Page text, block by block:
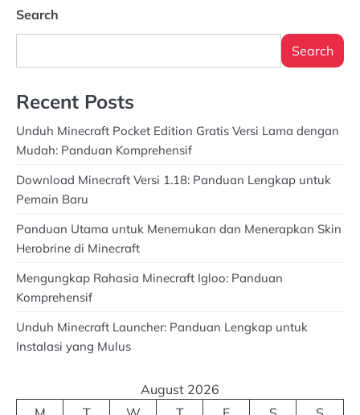
Search
Search
Recent Posts
Unduh Minecraft Pocket Edition Gratis Versi Lama dengan
Mudah: Panduan Komprehensif
Download Minecraft Versi 1.18: Panduan Lengkap untuk
Pemain Baru
Panduan Utama untuk Menemukan dan Menerapkan Skin
Herobrine di Minecraft
Mengungkap Rahasia Minecraft Igloo: Panduan
Komprehensif
Unduh Minecraft Launcher: Panduan Lengkap untuk
Instalasi yang Mulus
August 2026